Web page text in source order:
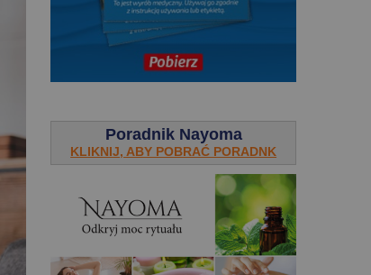
Poradnik Nayoma
KLIKNIJ, ABY POBRAĆ PORADNK